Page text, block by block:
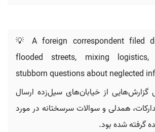
💡 A foreign correspondent filed
flooded streets, mixing logistics,
stubborn questions about neglected
گزارش‌هایی از خیابان‌های سیل‌زده ارسال
همدلی و سوالات سرسختانه در مورد
گرفته شده بود.